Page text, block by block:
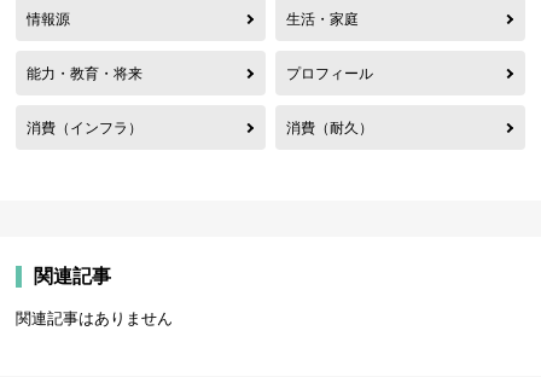
情報源 生活・家庭
能力・教育・将来 プロフィール
消費（インフラ） 消費（耐久）
関連記事
関連記事はありません